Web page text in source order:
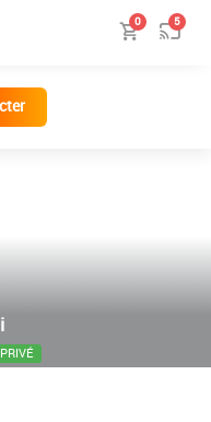
0 5
PRIVÉ
Centre Mannouba